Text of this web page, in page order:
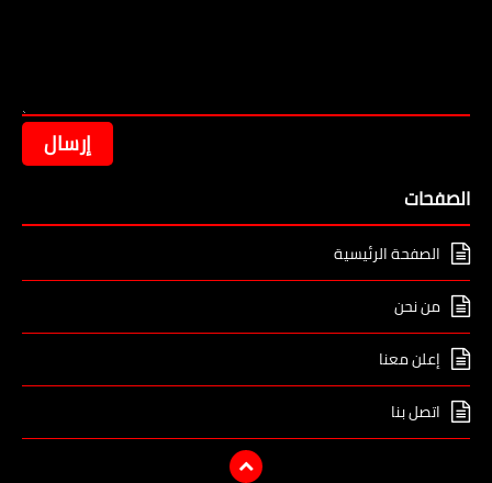
الصفحات
الصفحة الرئيسية
من نحن
إعلن معنا
اتصل بنا